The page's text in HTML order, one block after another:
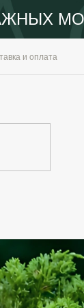
и оплата